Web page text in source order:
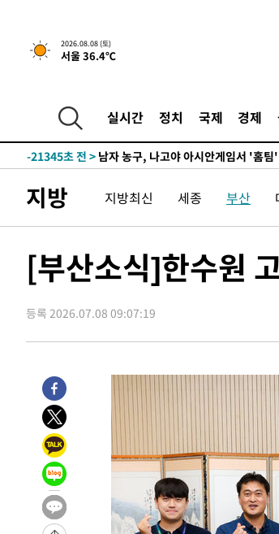
2026.08.08 (토)
서울 36.4℃
실시간 정치 국제 경제
1시간 전 >[속보]뉴욕증시 상승 마감…S&P 0.6% 나
-26101초 전 >
백운산서 80년근 천종산삼 9뿌리 발
-23811초 전 >
-21345초 전 > 남자 농구, 나고야 아시안게임서 '홈팀
-16948초 전 >
극한폭염 한풀 꺾이지만…'낮 최고 35
-13966초 전 >축구협회 "압수수색·성접대 논란 사
송"
-1104초 전 >'최고 37도' 폭염 지속…강원동해안 최대
-29994초 전 >강릉에 시간당 81.4㎜ 물폭탄…도로 잠
-26101초 전 >백운산서 80년근 천종산삼 9뿌리 발
-21345초 전 >
남자 농구, 나고야 아시안게임서 '홈팀'
-20721초 전 >
여수 오동도 해상서 모터보트 전복…1
-16948초 전 >
극한폭염 한풀 꺾이지만…'낮 최고 35
주 날씨]
-13966초 전 >
축구협회 "압수수색·성접대 논란 사
-12483초 전 >
[속보]'압수수색·성접대 논란' 축구
-1104초 전 >
'최고 37도' 폭염 지속…강원동해안 최
1시간 전 >
[속보]뉴욕증시 상승 마감…S&P 0.6%
지방 지방최신 세종 부산
[부산소식]한수원
등록 2026.07.08 09:07:19